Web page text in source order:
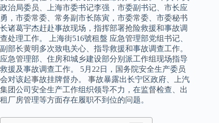
政治局委员、上海市委书记李强，市委副书记、市长应
勇，市委常委、常务副市长陈寅，市委常委、市委秘书
长诸葛宇杰赶赴事故现场，指挥部署抢险救援和事故调
查处理工作。 上海街516號租盤 应急管理部党组书记、
副部长黄明多次致电关心、指导救援和事故调查工作。
应急管理部、住房和城乡建设部分别派工作组现场指导
救援及事故调查工作。 5月22日，国务院安全生产委员
会对该起事故挂牌督办。 事故暴露出长宁区政府、上汽
集团公司安全生产工作组织领导不力，在监督检查、出
租厂房管理等方面存在履职不到位的问题。